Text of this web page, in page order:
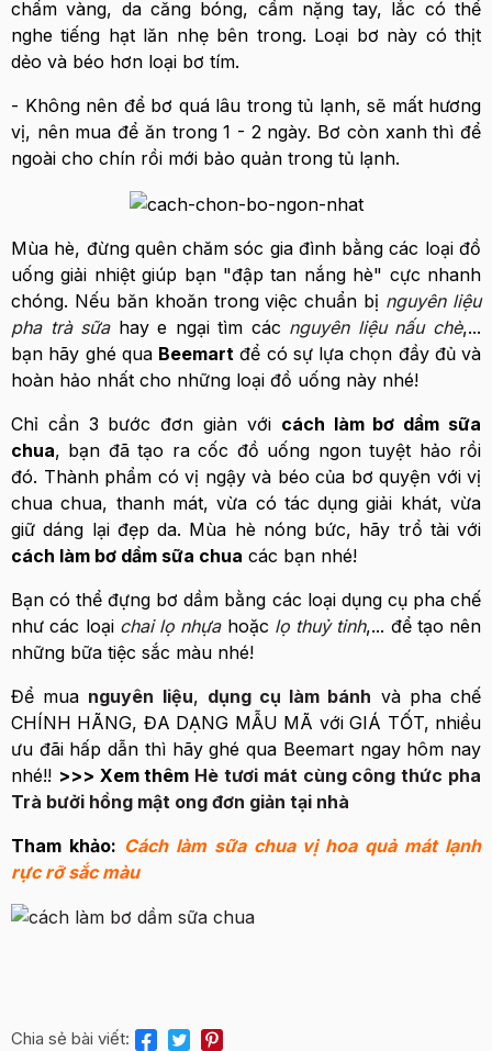
chấm vàng, da căng bóng, cầm nặng tay, lắc có thể
nghe tiếng hạt lăn nhẹ bên trong. Loại bơ này có thịt
dẻo và béo hơn loại bơ tím.
- Không nên để bơ quá lâu trong tủ lạnh, sẽ mất hương
vị, nên mua để ăn trong 1 - 2 ngày. Bơ còn xanh thì để
ngoài cho chín rồi mới bảo quản trong tủ lạnh.
Mùa hè, đừng quên chăm sóc gia đình bằng các loại đồ
uống giải nhiệt giúp bạn "đập tan nắng hè" cực nhanh
chóng. Nếu băn khoăn trong việc chuẩn bị nguyên liệu
pha trà sữahay e ngại tìm các nguyên liệu nấu chè,...
bạn hãy ghé qua Beemart để có sự lựa chọn đầy đủ và
hoàn hảo nhất cho những loại đồ uống này nhé!
Chỉ cần 3 bước đơn giản với cách làm bơ dầm sữa
chua, bạn đã tạo ra cốc đồ uống ngon tuyệt hảo rồi
đó. Thành phẩm có vị ngậy và béo của bơ quyện với vị
chua chua, thanh mát, vừa có tác dụng giải khát, vừa
giữ dáng lại đẹp da. Mùa hè nóng bức, hãy trổ tài với
cách làm bơ dầm sữa chua các bạn nhé!
Bạn có thể đựng bơ dầm bằng các loại dụng cụ pha chế
như các loại chai lọ nhựahoặc lọ thuỷ tinh,... để tạo nên
những bữa tiệc sắc màu nhé!
Để mua nguyên liệu, dụng cụ làm bánh và pha chế
CHÍNH HÃNG, ĐA DẠNG MẪU MÃ với GIÁ TỐT, nhiều
ưu đãi hấp dẫn thì hãy ghé qua Beemart ngay hôm nay
nhé!! >>> Xem thêm Hè tươi mát cùng công thức pha
Trà bưởi hồng mật ong đơn giản tại nhà
Tham khảo: Cách làm sữa chua vị hoa quả mát lạnh
rực rỡ sắc màu
Chia sẻ bài viết: